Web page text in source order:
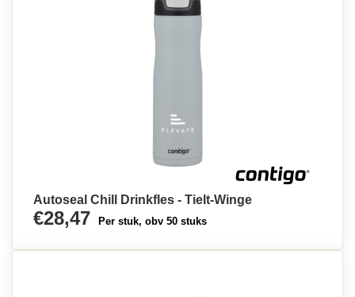
Autoseal Chill Drinkfles - Tielt-Winge
€28,47 Per stuk, obv 50 stuks